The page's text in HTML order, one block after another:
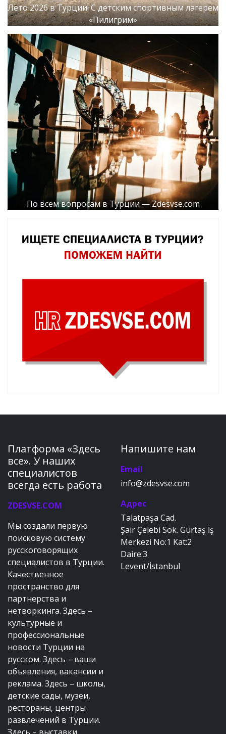
Лето 2026 в Турции! С детским спортивным лагерем
«Пилигрим»
По всем вопросам в Турции — Zdesvse.com
Платформа «Здесь
все». У наших
специалистов
всегда есть работа
ZDESVSE.COM
Мы создали первую
поисковую систему
русскоговорящих
специалистов в Турции.
Качественное
пространство для
партнерства и
нетворкинга. Здесь –
культурные и
профессиональные
новости Турции на
русском. Здесь – ваши
объявления, вакансии и
реклама. Здесь – школы,
детские сады, музеи,
рестораны, центры
развлечений в Турции.
Напишите нам
Email
info@zdesvse.com
Адрес
Talatpaşa Cad.
Şair Çelebi Sok. Gürtaş İş
Merkezi No:1 Kat:2
Daire:3
Levent/İstanbul